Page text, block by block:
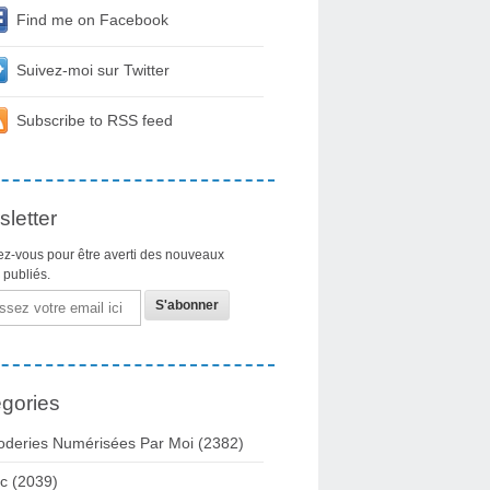
Find me on Facebook
Suivez-moi sur Twitter
Subscribe to RSS feed
vous pour être averti des nouveaux
publiés.
Numérisées Par Moi (2382)
(2039)